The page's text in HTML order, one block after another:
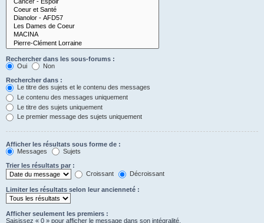
Rechercher dans les sous-forums :
Oui
Non
Rechercher dans :
Le titre des sujets et le contenu des messages
Le contenu des messages uniquement
Le titre des sujets uniquement
Le premier message des sujets uniquement
Afficher les résultats sous forme de :
Messages
Sujets
Trier les résultats par :
Croissant
Décroissant
Limiter les résultats selon leur ancienneté :
Afficher seulement les premiers :
Saisissez « 0 » pour afficher le message dans son intégralité.